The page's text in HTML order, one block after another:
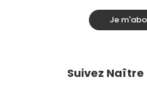
Je
Suivez